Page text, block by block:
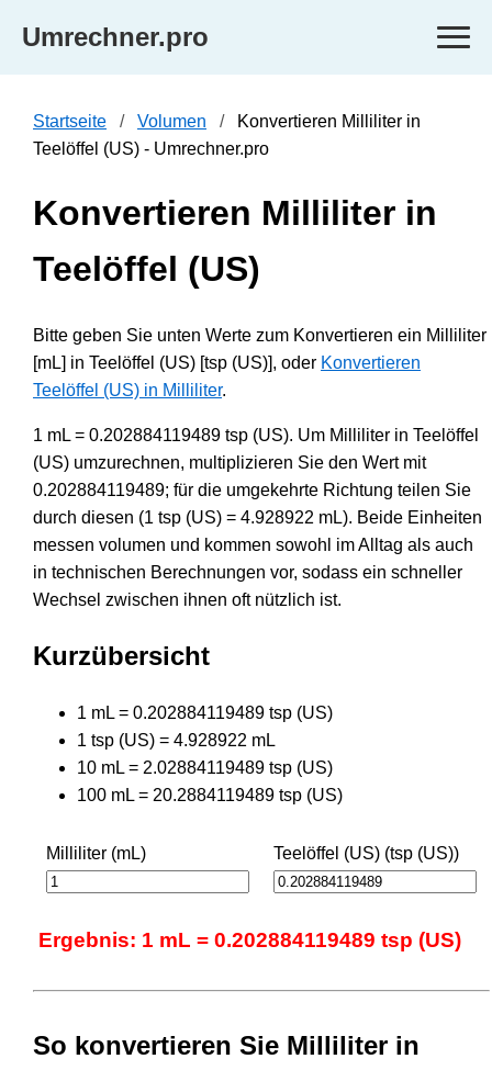
Umrechner.pro
Startseite Volumen
Konvertieren Milliliter in
Teelöffel (US) - Umrechner.pro
Konvertieren Milliliter in
Teelöffel (US)
Bitte geben Sie unten Werte zum Konvertieren ein Milliliter
[mL] in Teelöffel (US) [tsp (US)], oder Konvertieren
Teelöffel (US) in Milliliter.
1 mL = 0.202884119489 tsp (US). Um Milliliter in Teelöffel
(US) umzurechnen, multiplizieren Sie den Wert mit
0.202884119489; für die umgekehrte Richtung teilen Sie
durch diesen (1 tsp (US) = 4.928922 mL). Beide Einheiten
messen volumen und kommen sowohl im Alltag als auch
in technischen Berechnungen vor, sodass ein schneller
Wechsel zwischen ihnen oft nützlich ist.
Kurzübersicht
1 mL = 0.202884119489 tsp (US)
1 tsp (US) = 4.928922 mL
10 mL = 2.02884119489 tsp (US)
100 mL = 20.2884119489 tsp (US)
Milliliter (mL) Teelöffel (US) (tsp (US))
Ergebnis: 1 mL = 0.202884119489 tsp (US)
So konvertieren Sie Milliliter in